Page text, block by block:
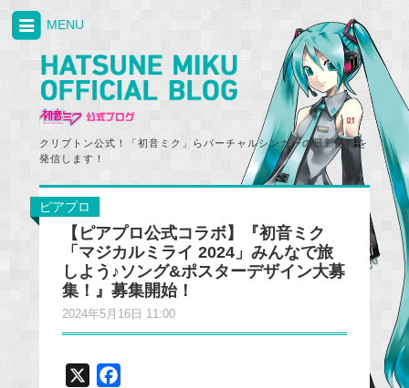
クリプトン公式！「初音ミク」らバーチャルシンガーの最新情報を
発信します！
MENU
ピアプロ
【ピアプロ公式コラボ】『初音ミク
「マジカルミライ 2024」みんなで旅
しよう♪ソング&ポスターデザイン大募
集！』募集開始！
2024年5月16日 11:00